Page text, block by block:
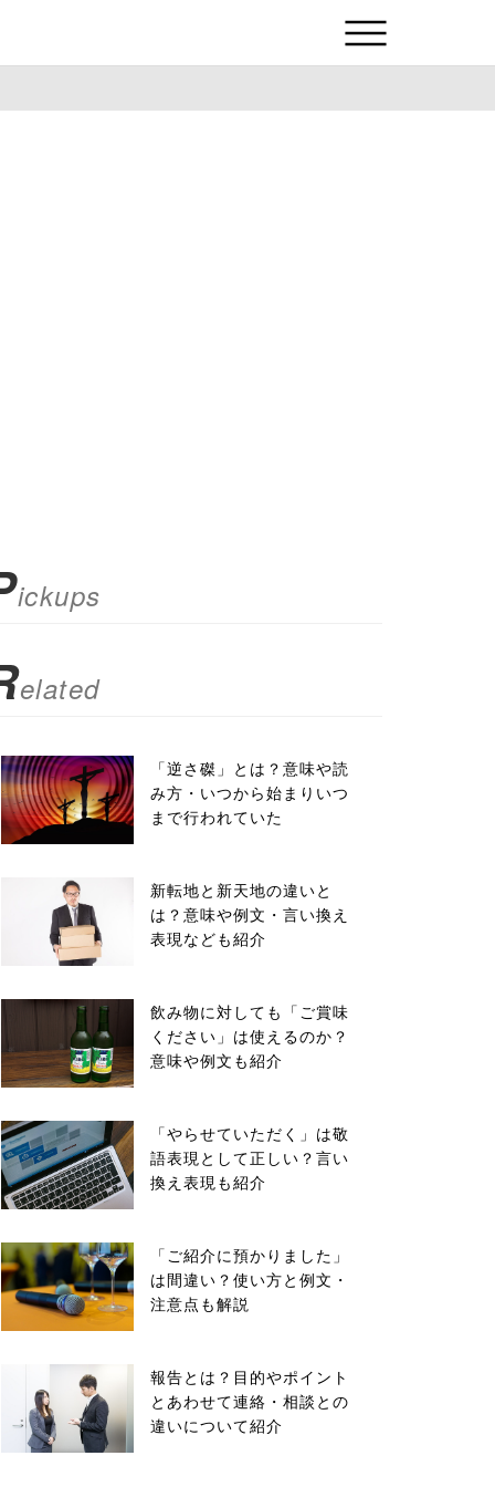
ickups
elated
「逆さ磔」とは？意味や読
み方・いつから始まりいつ
まで行われていた
新転地と新天地の違いと
は？意味や例文・言い換え
表現なども紹介
飲み物に対しても「ご賞味
ください」は使えるのか？
意味や例文も紹介
「やらせていただく」は敬
語表現として正しい？言い
換え表現も紹介
「ご紹介に預かりました」
は間違い？使い方と例文・
注意点も解説
報告とは？目的やポイント
とあわせて連絡・相談との
違いについて紹介